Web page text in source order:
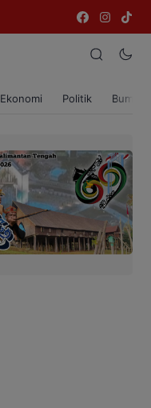
Ekonomi Politik Bumi